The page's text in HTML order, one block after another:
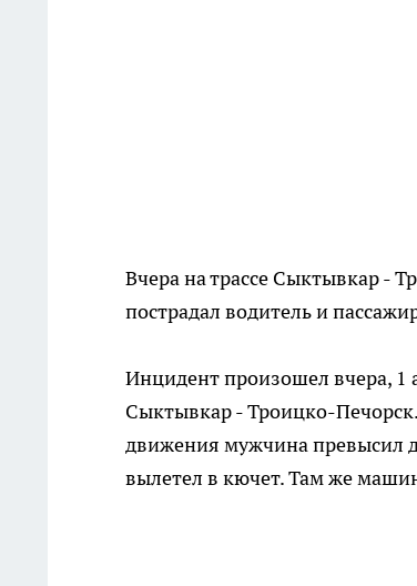
Вчера на трассе Сыктывкар -
пострадал водитель и
Инцидент произошел вчера, 1
Сыктывкар - Троицко-
движения мужчина превысил
вылетел в кючет. Там же